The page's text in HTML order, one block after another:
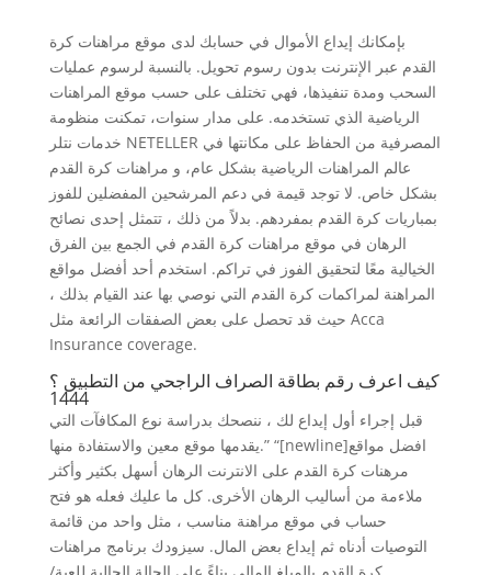
بإمكانك إيداع الأموال في حسابك لدى موقع مراهنات كرة
القدم عبر الإنترنت بدون رسوم تحويل. بالنسبة لرسوم عمليات
السحب ومدة تنفيذها، فهي تختلف على حسب موقع المراهنات
الرياضية الذي تستخدمه. على مدار سنوات، تمكنت منظومة
خدمات نتلر NETELLER المصرفية من الحفاظ على مكانتها في
عالم المراهنات الرياضية بشكل عام، و مراهنات كرة القدم
بشكل خاص. لا توجد قيمة في دعم المرشحين المفضلين للفوز
بمباريات كرة القدم بمفردهم. بدلاً من ذلك ، تتمثل إحدى نصائح
الرهان في موقع مراهنات كرة القدم في الجمع بين الفرق
الخيالية معًا لتحقيق الفوز في تراكم. استخدم أحد أفضل مواقع
المراهنة لمراكمات كرة القدم التي نوصي بها عند القيام بذلك ،
حيث قد تحصل على بعض الصفقات الرائعة مثل Acca
Insurance coverage.
كيف اعرف رقم بطاقة الصراف الراجحي من التطبيق ؟
1444
قبل إجراء أول إيداع لك ، ننصحك بدراسة نوع المكافآت التي
يقدمها موقع معين والاستفادة منها.” “[newline]افضل مواقع
مرهنات كرة القدم على الانترنت الرهان أسهل بكثير وأكثر
ملاءمة من أساليب الرهان الأخرى. كل ما عليك فعله هو فتح
حساب في موقع مراهنة مناسب ، مثل واحد من قائمة
التوصيات أدناه ثم إيداع بعض المال. سيزودك برنامج مراهنات